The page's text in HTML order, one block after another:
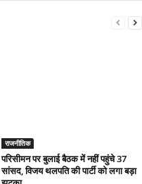
राजनीतिक
परिसीमन पर बुलाई बैठक में नहीं पहुंचे 37
सांसद, विजय थलपति की पार्टी को लगा बड़ा